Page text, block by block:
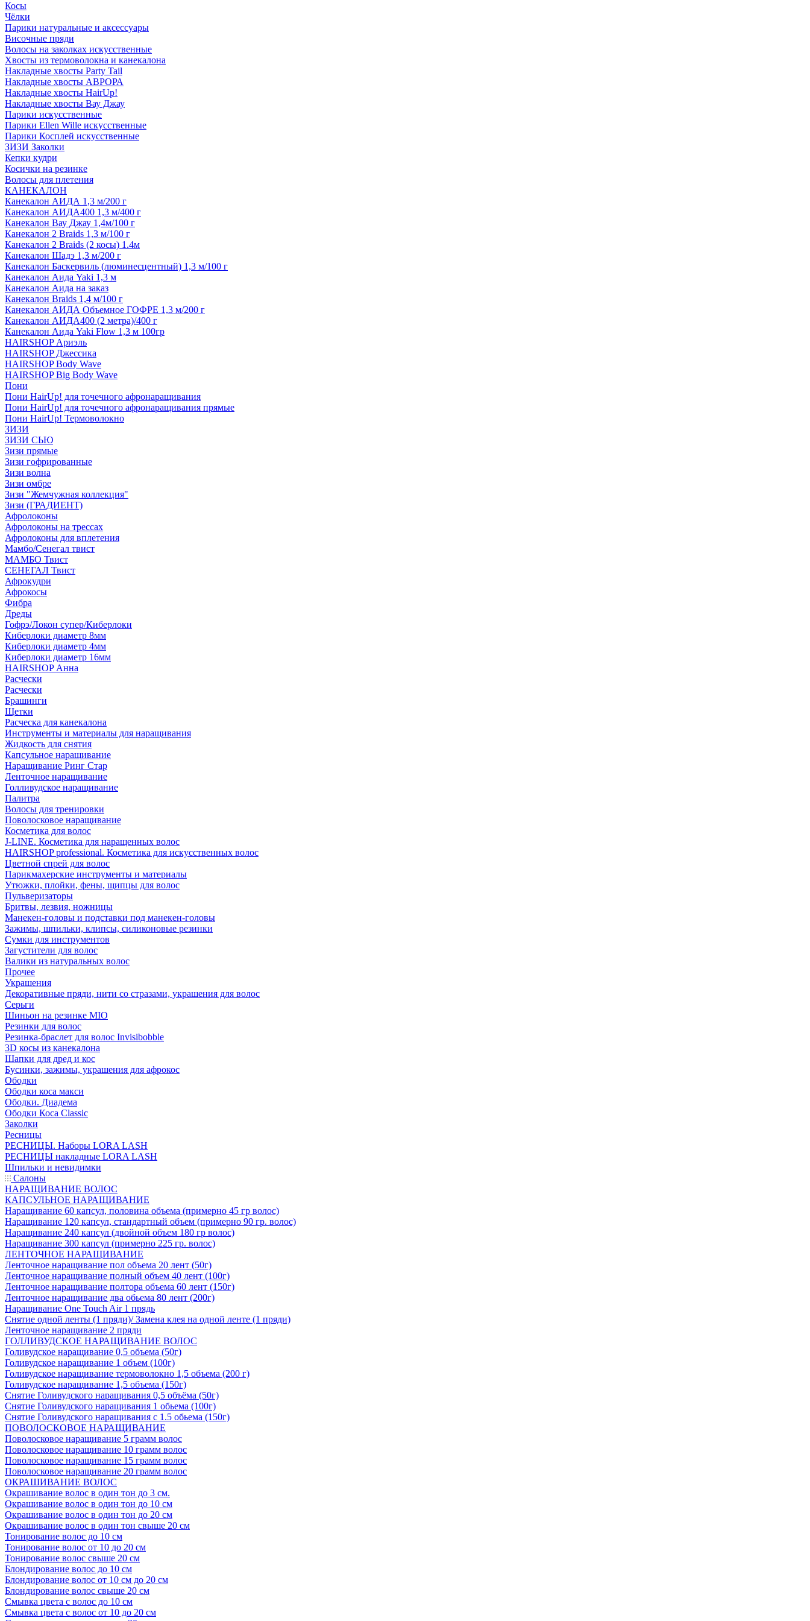
Косы
Чёлки
Парики натуральные и аксессуары
Височные пряди
Волосы на заколках искусственные
Хвосты из термоволокна и канекалона
Накладные хвосты Party Tail
Накладные хвосты АВРОРА
Накладные хвосты HairUp!
Накладные хвосты Вау Джау
Парики искусственные
Парики Ellen Wille искусственные
Парики Косплей искусственные
ЗИЗИ Заколки
Кепки кудри
Косички на резинке
Волосы для плетения
КАНЕКАЛОН
Канекалон АИДА 1,3 м/200 г
Канекалон АИДА400 1,3 м/400 г
Канекалон Вау Джау 1,4м/100 г
Канекалон 2 Braids 1,3 м/100 г
Канекалон 2 Braids (2 косы) 1.4м
Канекалон Шадэ 1,3 м/200 г
Канекалон Баскервиль (люминесцентный) 1,3 м/100 г
Канекалон Аида Yaki 1,3 м
Канекалон Аида на заказ
Канекалон Braids 1,4 м/100 г
Канекалон АИДА Объемное ГОФРЕ 1,3 м/200 г
Канекалон АИДА400 (2 метра)/400 г
Канекалон Аида Yaki Flow 1,3 м 100гр
HAIRSHOP Ариэль
HAIRSHOP Джессика
HAIRSHOP Body Wave
HAIRSHOP Big Body Wave
Пони
Пони HairUp! для точечного афронаращивания
Пони HairUp! для точечного афронаращивания прямые
Пони HairUp! Термоволокно
ЗИЗИ
ЗИЗИ СЬЮ
Зизи прямые
Зизи гофрированные
Зизи волна
Зизи омбре
Зизи "Жемчужная коллекция"
Зизи (ГРАДИЕНТ)
Афролоконы
Афролоконы на трессах
Афролоконы для вплетения
Мамбо/Сенегал твист
МАМБО Твист
СЕНЕГАЛ Твист
Афрокудри
Афрокосы
Фибра
Дреды
Гофрэ/Локон супер/Киберлоки
Киберлоки диаметр 8мм
Киберлоки диаметр 4мм
Киберлоки диаметр 16мм
HAIRSHOP Анна
Расчески
Расчески
Брашинги
Щетки
Расческа для канекалона
Инструменты и материалы для наращивания
Жидкость для снятия
Капсульное наращивание
Наращивание Ринг Стар
Ленточное наращивание
Голливудское наращивание
Палитра
Волосы для тренировки
Поволосковое наращивание
Косметика для волос
J-LINE. Косметика для наращенных волос
HAIRSHOP professional. Косметика для искусственных волос
Цветной спрей для волос
Парикмахерские инструменты и материалы
Утюжки, плойки, фены, щипцы для волос
Пульверизаторы
Бритвы, лезвия, ножницы
Манекен-головы и подставки под манекен-головы
Зажимы, шпильки, клипсы, силиконовые резинки
Сумки для инструментов
Загустители для волос
Валики из натуральных волос
Прочее
Украшения
Декоративные пряди, нити со стразами, украшения для волос
Серьги
Шиньон на резинке MIO
Резинки для волос
Резинка-браслет для волос Invisibobble
3D косы из канекалона
Шапки для дред и кос
Бусинки, зажимы, украшения для афрокос
Ободки
Ободки коса макси
Ободки. Диадема
Ободки Коса Classic
Заколки
Ресницы
РЕСНИЦЫ. Наборы LORA LASH
РЕСНИЦЫ накладные LORA LASH
Шпильки и невидимки
Салоны
НАРАЩИВАНИЕ ВОЛОС
КАПСУЛЬНОЕ НАРАЩИВАНИЕ
Наращивание 60 капсул, половина объема (примерно 45 гр волос)
Наращивание 120 капсул, стандартный объем (примерно 90 гр. волос)
Наращивание 240 капсул (двойной объем 180 гр волос)
Наращивание 300 капсул (примерно 225 гр. волос)
ЛЕНТОЧНОЕ НАРАЩИВАНИЕ
Ленточное наращивание пол объема 20 лент (50г)
Ленточное наращивание полный объем 40 лент (100г)
Ленточное наращивание полтора объема 60 лент (150г)
Ленточное наращивание два обьема 80 лент (200г)
Наращивание One Touch Air 1 прядь
Снятие одной ленты (1 пряди)/ Замена клея на одной ленте (1 пряди)
Ленточное наращивание 2 пряди
ГОЛЛИВУДСКОЕ НАРАЩИВАНИЕ ВОЛОС
Голивудское наращивание 0,5 объема (50г)
Голивудское наращивание 1 объем (100г)
Голивудское наращивание термоволокно 1,5 объема (200 г)
Голивудское наращивание 1,5 объема (150г)
Снятие Голивудского наращивания 0,5 объёма (50г)
Снятие Голивудского наращивания 1 обьема (100г)
Снятие Голивудского наращивания с 1.5 обьема (150г)
ПОВОЛОСКОВОЕ НАРАЩИВАНИЕ
Поволосковое наращивание 5 грамм волос
Поволосковое наращивание 10 грамм волос
Поволосковое наращивание 15 грамм волос
Поволосковое наращивание 20 грамм волос
ОКРАШИВАНИЕ ВОЛОС
Окрашивание волос в один тон до 3 см.
Окрашивание волос в один тон до 10 см
Окрашивание волос в один тон до 20 см
Окрашивание волос в один тон свыше 20 см
Тонирование волос до 10 см
Тонирование волос от 10 до 20 см
Тонирование волос свыше 20 см
Блондирование волос до 10 см
Блондирование волос от 10 см до 20 см
Блондирование волос свыше 20 см
Смывка цвета с волос до 10 см
Смывка цвета с волос от 10 до 20 см